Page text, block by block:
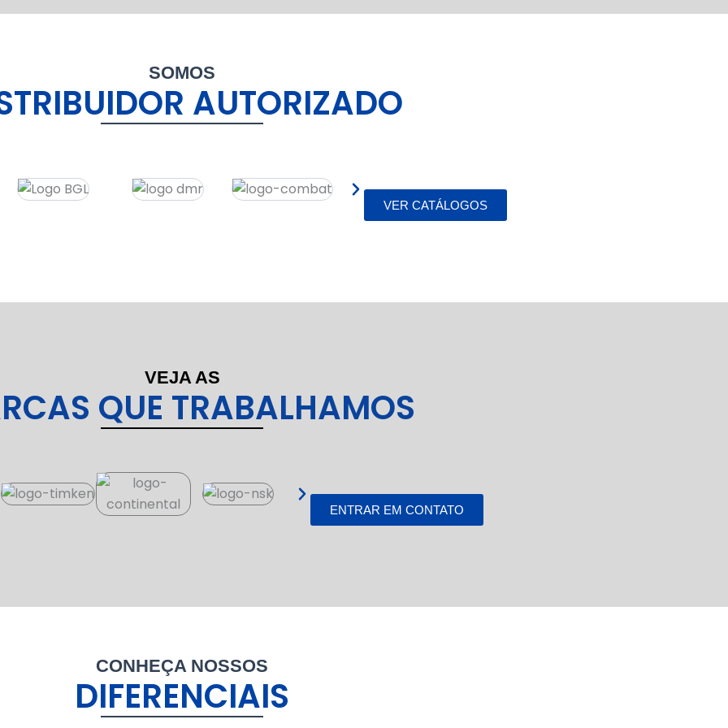
SOMOS
AUTORIZADO
VER CATÁLOGOS
VEJA AS
QUE TRABALHAMOS
ENTRAR EM CONTATO
CONHEÇA NOSSOS
DIFERENCIAIS